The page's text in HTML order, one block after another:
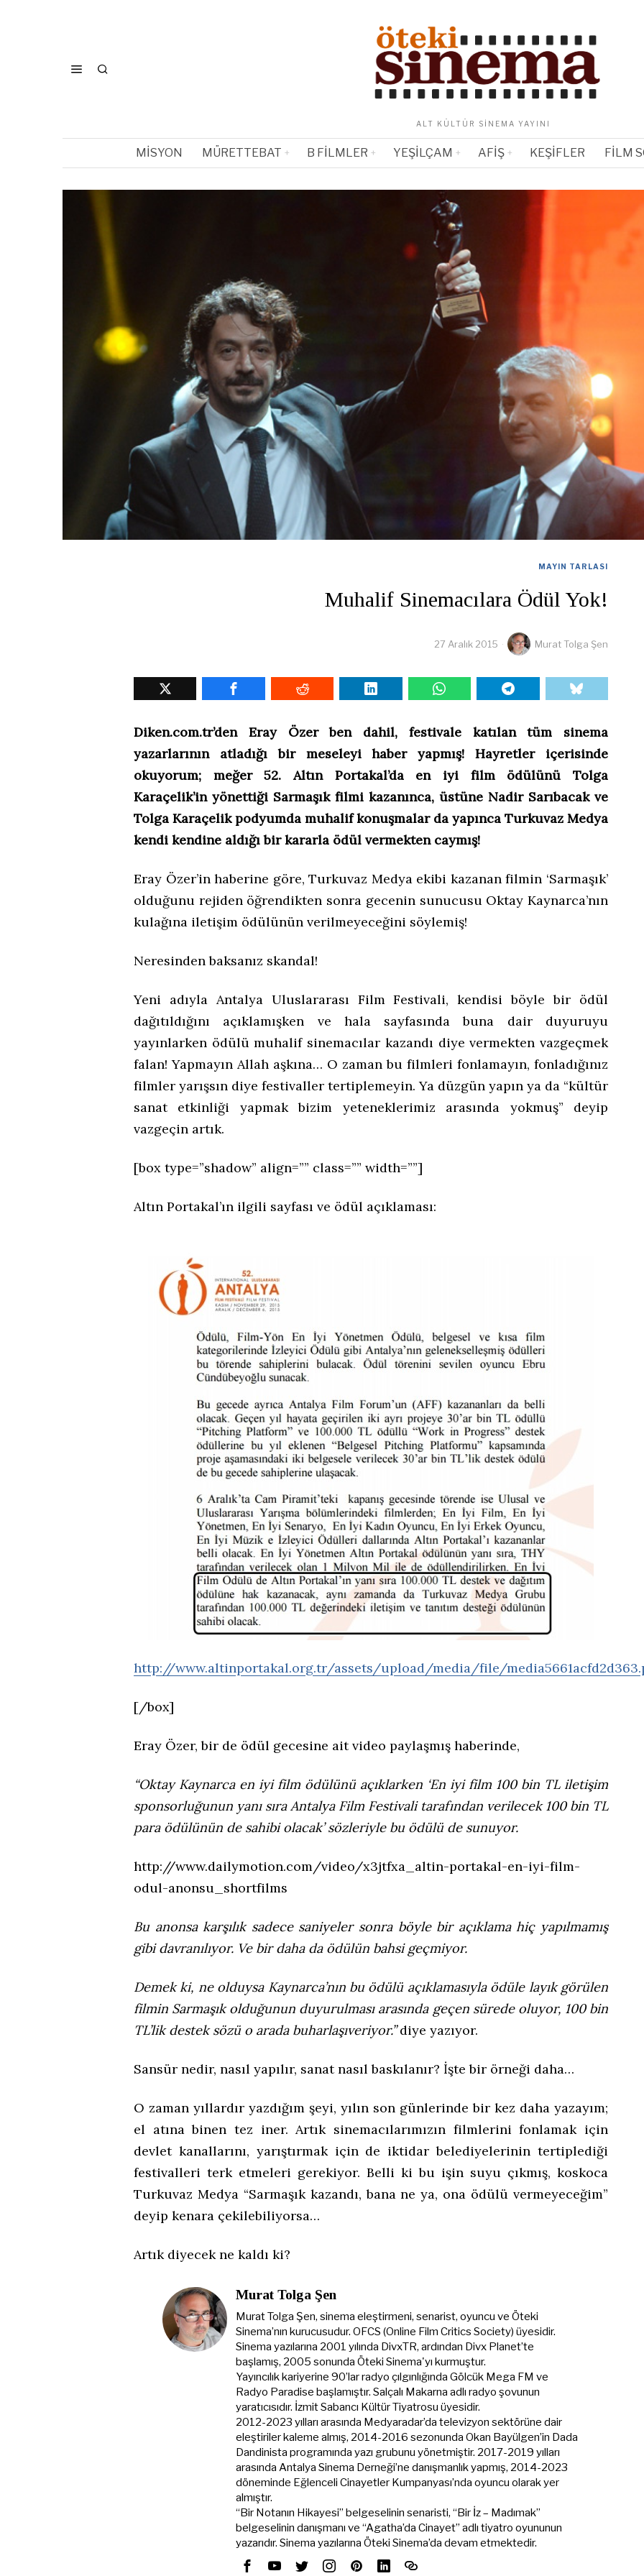
ALT KÜLTÜR SINEMA YAYINI
MISYON MÜRETTEBAT B FILMLER YEŞILÇAM AFIŞ KEŞIFLER FILM
MAYIN TARLASI
Muhalif Sinemacılara Ödül Yok!
27 Aralık 2015 Murat Tolga Şen
Diken.com.tr’den Eray Özer ben dahil, festivale katılan tüm sinema
yazarlarının atladığı bir meseleyi haber yapmış! Hayretler içerisinde
okuyorum; meğer 52. Altın Portakal’da en iyi film ödülünü Tolga
Karaçelik’in yönettiği Sarmaşık filmi kazanınca, üstüne Nadir Sarıbacak ve
Tolga Karaçelik podyumda muhalif konuşmalar da yapınca Turkuvaz Medya
kendi kendine aldığı bir kararla ödül vermekten caymış!
Eray Özer’in haberine göre, Turkuvaz Medya ekibi kazanan filmin ‘Sarmaşık’
olduğunu rejiden öğrendikten sonra gecenin sunucusu Oktay Kaynarca’nın
kulağına iletişim ödülünün verilmeyeceğini söylemiş!
Neresinden baksanız skandal!
Yeni adıyla Antalya Uluslararası Film Festivali, kendisi böyle bir ödül
dağıtıldığını açıklamışken ve hala sayfasında buna dair duyuruyu
yayınlarken ödülü muhalif sinemacılar kazandı diye vermekten vazgeçmek
falan! Yapmayın Allah aşkına… O zaman bu filmleri fonlamayın, fonladığınız
filmler yarışsın diye festivaller tertiplemeyin. Ya düzgün yapın ya da “kültür
sanat etkinliği yapmak bizim yeteneklerimiz arasında yokmuş” deyip
vazgeçin artık.
[box type=”shadow” align=”” class=”” width=””]
Altın Portakal’ın ilgili sayfası ve ödül açıklaması:
http://www.altinportakal.org.tr/assets/upload/media/file/
[/box]
Eray Özer, bir de ödül gecesine ait video paylaşmış haberinde,
“Oktay Kaynarca en iyi film ödülünü açıklarken ‘En iyi film 100 bin TL iletişim
sponsorluğunun yanı sıra Antalya Film Festivali tarafından verilecek 100 bin TL
para ödülünün de sahibi olacak’ sözleriyle bu ödülü de sunuyor.
http://www.dailymotion.com/video/x3jtfxa_altin-portakal-en-iyi-film-
odul-anonsu_shortfilms
Bu anonsa karşılık sadece saniyeler sonra böyle bir açıklama hiç yapılmamış
gibi davranılıyor. Ve bir daha da ödülün bahsi geçmiyor.
Demek ki, ne olduysa Kaynarca’nın bu ödülü açıklamasıyla ödüle layık görülen
filmin Sarmaşık olduğunun duyurulması arasında geçen sürede oluyor, 100 bin
TL’lik destek sözü o arada buharlaşıveriyor.”diye yazıyor.
Sansür nedir, nasıl yapılır, sanat nasıl baskılanır? İşte bir örneği daha…
O zaman yıllardır yazdığım şeyi, yılın son günlerinde bir kez daha yazayım;
el atına binen tez iner. Artık sinemacılarımızın filmlerini fonlamak için
devlet kanallarını, yarıştırmak için de iktidar belediyelerinin tertiplediği
festivalleri terk etmeleri gerekiyor. Belli ki bu işin suyu çıkmış, koskoca
Turkuvaz Medya “Sarmaşık kazandı, bana ne ya, ona ödülü vermeyeceğim”
deyip kenara çekilebiliyorsa…
Artık diyecek ne kaldı ki?
Murat Tolga Şen
Murat Tolga Şen, sinema eleştirmeni, senarist, oyuncu ve Öteki
Sinema’nın kurucusudur. OFCS (Online Film Critics Society) üyesidir.
Sinema yazılarına 2001 yılında DivxTR, ardından Divx Planet’te
başlamış, 2005 sonunda Öteki Sinema'yı kurmuştur.
Yayıncılık kariyerine 90’lar radyo çılgınlığında Gölcük Mega FM ve
Radyo Paradise başlamıştır. Salçalı Makarna adlı radyo şovunun
yaratıcısıdır. İzmit Sabancı Kültür Tiyatrosu üyesidir.
2012-2023 yılları arasında Medyaradar’da televizyon sektörüne dair
eleştiriler kaleme almış, 2014-2016 sezonunda Okan Bayülgen’in Dada
Dandinista programında yazı grubunu yönetmiştir. 2017-2019 yılları
arasında Antalya Sinema Derneği’ne danışmanlık yapmış, 2014-2023
döneminde Eğlenceli Cinayetler Kumpanyası’nda oyuncu olarak yer
almıştır.
“Bir Notanın Hikayesi” belgeselinin senaristi, “Bir İz – Madımak”
belgeselinin danışmanı ve “Agatha’da Cinayet” adlı tiyatro oyununun
yazarıdır. Sinema yazılarına Öteki Sinema’da devam etmektedir.